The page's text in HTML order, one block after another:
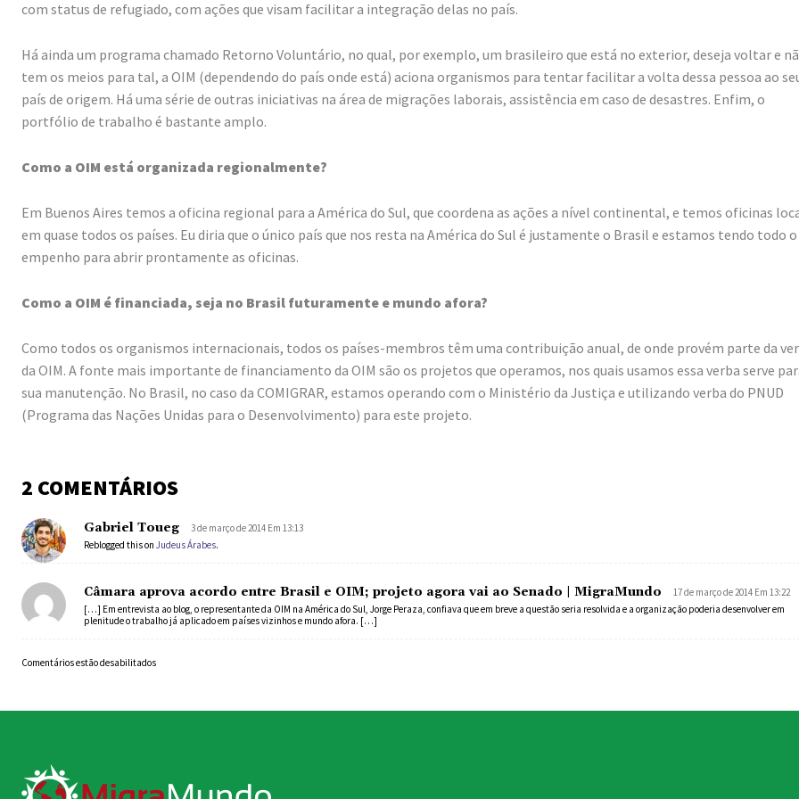
com status de refugiado, com ações que visam facilitar a integração delas no país.
Há ainda um programa chamado Retorno Voluntário, no qual, por exemplo, um brasileiro que está no exterior, deseja voltar e
tem os meios para tal, a OIM (dependendo do país onde está) aciona organismos para tentar facilitar a volta dessa pessoa ao
país de origem. Há uma série de outras iniciativas na área de migrações laborais, assistência em caso de desastres. Enfim, o
portfólio de trabalho é bastante amplo.
Como a OIM está organizada regionalmente?
Em Buenos Aires temos a oficina regional para a América do Sul, que coordena as ações a nível continental, e temos oficinas
em quase todos os países. Eu diria que o único país que nos resta na América do Sul é justamente o Brasil e estamos tendo todo o
empenho para abrir prontamente as oficinas.
Como a OIM é financiada, seja no Brasil futuramente e mundo afora?
Como todos os organismos internacionais, todos os países-membros têm uma contribuição anual, de onde provém parte da
da OIM. A fonte mais importante de financiamento da OIM são os projetos que operamos, nos quais usamos essa verba serve
sua manutenção. No Brasil, no caso da COMIGRAR, estamos operando com o Ministério da Justiça e utilizando verba do PNUD
(Programa das Nações Unidas para o Desenvolvimento) para este projeto.
2 COMENTÁRIOS
Gabriel Toueg
3 de março de 2014 Em 13:13
Reblogged this on Judeus Árabes.
Câmara aprova acordo entre Brasil e OIM; projeto agora vai ao Senado | MigraMundo
17 de março de 2014 Em 13:22
[…] Em entrevista ao blog, o representante da OIM na América do Sul, Jorge Peraza, confiava que em breve a questão seria resolvida e a organização poderia desenvolver em
plenitude o trabalho já aplicado em países vizinhos e mundo afora. […]
Comentários estão desabilitados